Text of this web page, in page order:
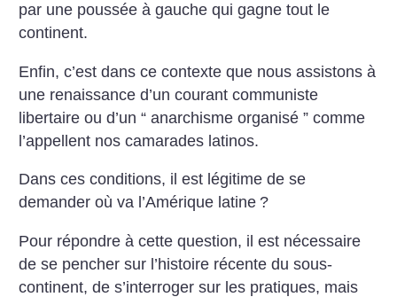
par une poussée à gauche qui gagne tout le
continent.
Enfin, c’est dans ce contexte que nous assistons à
une renaissance d’un courant communiste
libertaire ou d’un “ anarchisme organisé ” comme
l’appellent nos camarades latinos.
Dans ces conditions, il est légitime de se
demander où va l’Amérique latine ?
Pour répondre à cette question, il est nécessaire
de se pencher sur l’histoire récente du sous-
continent, de s’interroger sur les pratiques, mais